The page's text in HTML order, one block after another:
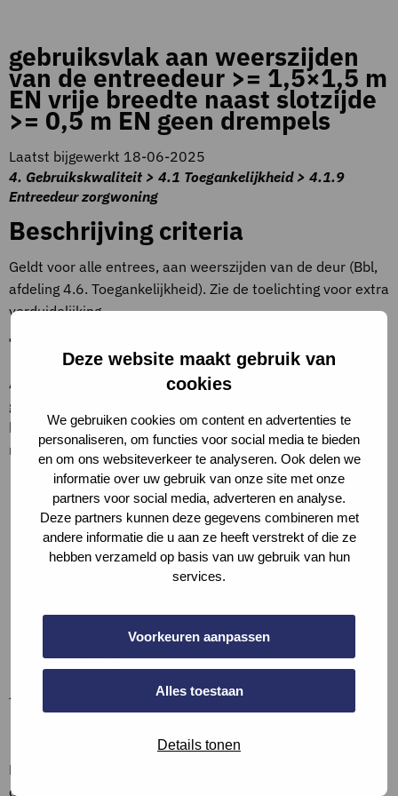
Deze website maakt gebruik van
cookies
We gebruiken cookies om content en advertenties te
personaliseren, om functies voor social media te bieden
en om ons websiteverkeer te analyseren. Ook delen we
informatie over uw gebruik van onze site met onze
partners voor social media, adverteren en analyse.
Deze partners kunnen deze gegevens combineren met
andere informatie die u aan ze heeft verstrekt of die ze
hebben verzameld op basis van uw gebruik van hun
services.
Voorkeuren aanpassen
Alles toestaan
Details tonen
gebruiksvlak aan weerszijden
van de entreedeur >= 1,5×1,5 m
EN vrije breedte naast slotzijde
>= 0,5 m EN geen drempels
Laatst bijgewerkt 18-06-2025
4. Gebruikskwaliteit > 4.1 Toegankelijkheid > 4.1.9
Entreedeur zorgwoning
Beschrijving criteria
Geldt voor alle entrees, aan weerszijden van de deur (Bbl,
afdeling 4.6. Toegankelijkheid). Zie de toelichting voor extra
verduidelijking.
Toelichting op criteria
Aan beide kanten van de deur moet het
gebruikersoppervlak gemeten worden en voldoen. Volgens
het Besluit bouwwerken leefomgeving (Bbl) is een
minimale vrije breedte van een doorgang vereist.
Definities
–
Beschrijf de situatie, vul aan met (een screenshot van)
documentatie, of verwijs hiernaar.